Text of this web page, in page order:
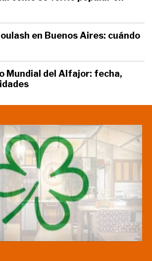
en Buenos Aires: cuándo
Mundial del Alfajor: fecha,